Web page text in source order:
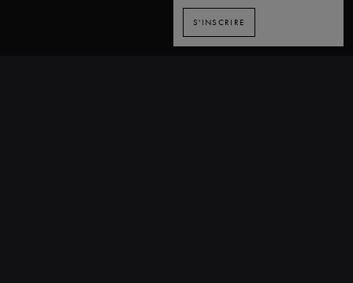
S'INSCRIRE